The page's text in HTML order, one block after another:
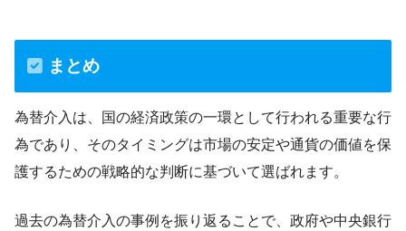
まとめ
為替介入は、国の経済政策の一環として行われる重要な行
為であり、そのタイミングは市場の安定や通貨の価値を保
護するための戦略的な判断に基づいて選ばれます。
過去の為替介入の事例を振り返ることで、政府や中央銀行